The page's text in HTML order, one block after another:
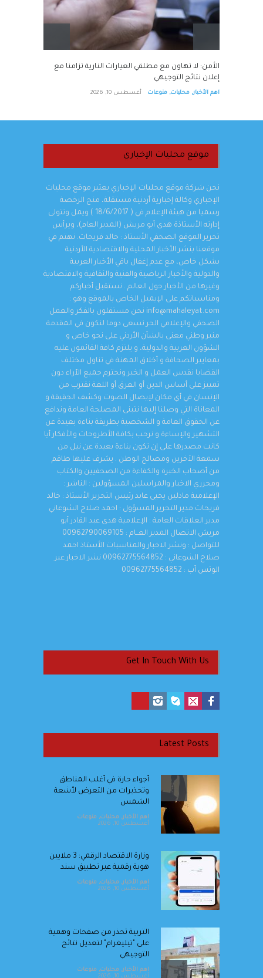
الأمن: لا تهاون مع مطلقي العيارات النارية تزامنا مع
إعلان نتائج التوجيهي
اهم الأخبار, محليات, منوعات أغسطس 10, 2026
موقع محليات الإخباري
نحن شركة موقع محليات الإخباري يعتبر موقع محليات
الإخباري وكالة إخبارية أردنية مستقلة، منح الرخصة
رسميا من هيئة الإعلام في ( 18/6/2017 ) ويمل وتتولى
إدارته الأستاذة هدى أبو مريش (المدير العام)، ويرأس
تحرير الموقع الصحفي الأستاذ : خالد فريحات. نهتم في
موقعنا بنشر الأخبار المحلية والاقتصادية الأردنية
بشكل خاص، مع عدم إغفال باقي الأخبار العربية
والدولية والأخبار الرياضية والفنية والثقافية والاقتصادية
وغيرها من الأخبار حول العالم . نستقبل أخباركم
ومناسباتكم على الإيميل الخاص بالموقع وهو :
info@mahaleyat.com نحن مستقلون بالفكر والعمل
الصحفي والإعلامي الحر نسعى دوما لنكون في المقدمة
منبر وطني معنى بالشأن الأردني على نحو خاص و
الشؤون العربية والدولية، و يلتزم كافة القائمون عليه
بمعايير الصحافة و أخلاق المهنة في تناول مختلف
القضايا نقدس العمل و الخبر ونحترم جميع الآراء دون
تمييز على أساس الدين أو العرق أو اللغة نقترب من
الإنسان في أي مكان لإيصال الصوت وكشف الحقيقة و
المعاناة التي وصلنا إليها نتبنى المصلحة العامة وندافع
عن الحقوق العامة و الشخصية بطريقة بناءة بعيدة عن
التشهير والإساءة و نرحب بكافة الأطروحات والأفكار أيا
كانت مصدرها على إن تكون بناءة بعيدة عن نيل من
سمعة الآخرين ومصالح الوطن . يشرف عليها طاقم
من أصحاب الخبرة والكفاءة من الصحفيين والكتاب
ومحرري الاخبار والمراسلين المسؤولين : الناشر :
الإعلامية مادلين يحيى عابد رئيس التحرير الأستاذ : خالد
فريحات مدير التحرير المسؤول : احمد صلاح الشوعاني
مدير العلاقات العامة : الإعلامية هدى عبد القادر أبو
مريش الاتصال المدير العــام : 00962790069105
للتواصل : ونشر الاخبار والمناسبات الأستاذ احمد
صلاح الشوعاني : 00962775564852 نشر الاخبار عبر
الوتس آب : 00962775564852
Get In Touch With Us
Latest Posts
أجواء حارة في أغلب المناطق
وتحذيرات من التعرض لأشعة
الشمس
اهم الأخبار, محليات, منوعات
أغسطس 10, 2026
وزارة الاقتصاد الرقمي: 3 ملايين
هوية رقمية عبر تطبيق سند
اهم الأخبار, محليات, منوعات
أغسطس 10, 2026
التربية تحذر من صفحات وهمية
على "تيليغرام" لتعديل نتائج
التوجيهي
اهم الأخبار, محليات, منوعات
أغسطس 10, 2026